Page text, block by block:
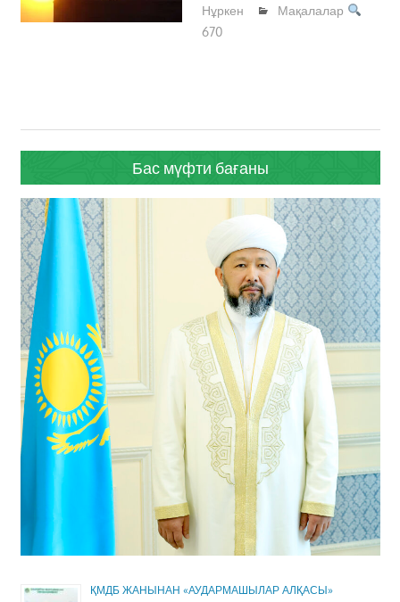
Нұркен
Мақалалар
670
Бас мүфти бағаны
ҚМДБ ЖАНЫНАН «АУДАРМАШЫЛАР АЛҚАСЫ»